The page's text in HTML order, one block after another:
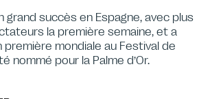
grand succès en Espagne, avec plus
la première semaine, et a
mondiale au Festival de
nommé pour la Palme d’Or.